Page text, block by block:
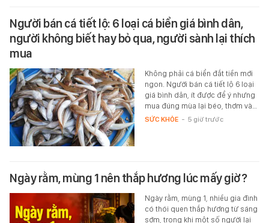
Người bán cá tiết lộ: 6 loại cá biển giá bình dân,
người không biết hay bỏ qua, người sành lại thích
mua
Không phải cá biển đắt tiền mới
ngon. Người bán cá tiết lộ 6 loại
giá bình dân, ít được để ý nhưng
mua đúng mùa lại béo, thơm và…
SỨC KHỎE - 5 giờ trước
Ngày rằm, mùng 1 nên thắp hương lúc mấy giờ?
Ngày rằm, mùng 1, nhiều gia đình
có thói quen thắp hương từ sáng
sớm, trong khi một số người lại